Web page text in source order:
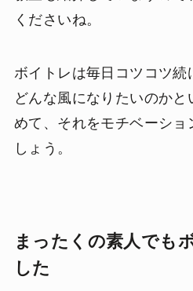
くださいね。
ボイトレは毎日コツコツ続
どんな風になりたいのか
めて、それをモチベーショ
しょう。
まったくの素人でも
した